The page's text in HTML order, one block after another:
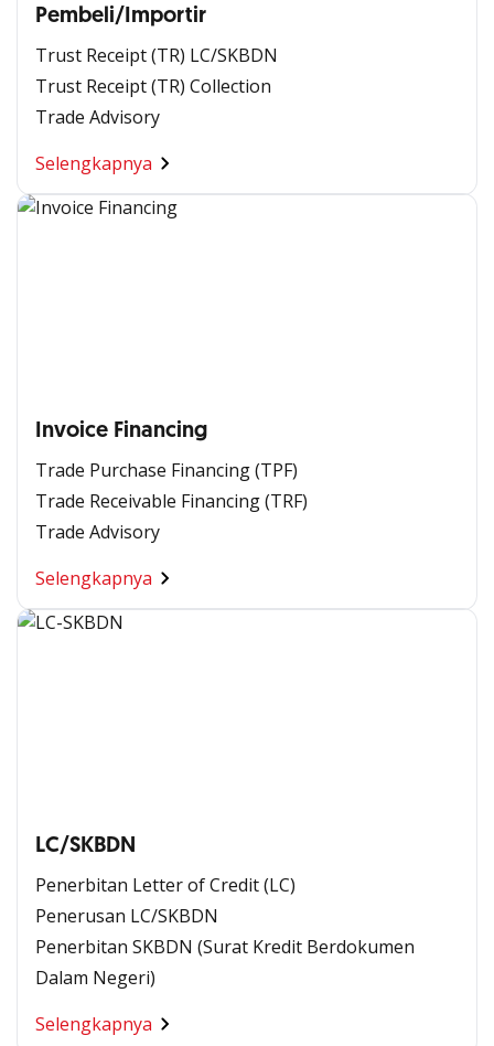
Pembeli/Importir
Trust Receipt (TR) LC/SKBDN
Trust Receipt (TR) Collection
Trade Advisory
Selengkapnya
Invoice Financing
Trade Purchase Financing (TPF)
Trade Receivable Financing (TRF)
Trade Advisory
Selengkapnya
LC/SKBDN
Penerbitan Letter of Credit (LC)
Penerusan LC/SKBDN
Penerbitan SKBDN (Surat Kredit Berdokumen
Dalam Negeri)
Selengkapnya